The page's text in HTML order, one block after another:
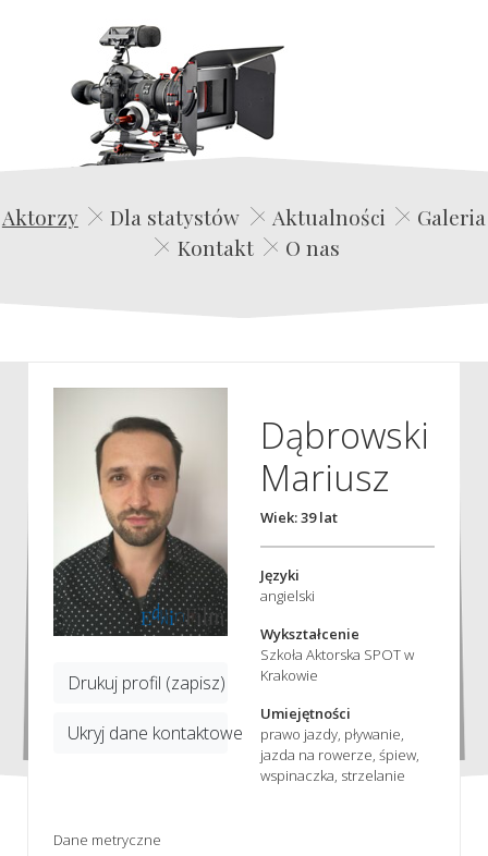
Edwin Film Agencja Aktorska
Aktorzy Dla statystów Aktualności
Galeria
Kontakt
O nas
Drukuj profil (zapisz)
Ukryj dane kontaktowe
Dąbrowski
Mariusz
Wiek: 39 lat
Języki
angielski
Wykształcenie
Szkoła Aktorska SPOT w
Krakowie
Umiejętności
prawo jazdy, pływanie,
jazda na rowerze, śpiew,
wspinaczka, strzelanie
Dane metryczne